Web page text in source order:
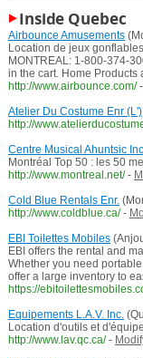
Inside Quebec
Airbounce Amusements
Location de jeux
MONTREAL: 1-800-374-
in the cart. Home Products
http://www.airbounce.com/ -
Atelier Du Costume Enr (L')
http://
Centre Musical Ahuntsic
Montréal Top 50 : les 50
http://www.montreal.net/ -
Cold Blue Rentals Enr.
http://www.coldblue.ca/ -
EBI Toilettes Mobiles
EBI offers the rental and
Whether you need
offer a large inventory to
https://
Equipements L.A.V. Inc.
Location d'outils et
http://www.lav.qc.ca/ -